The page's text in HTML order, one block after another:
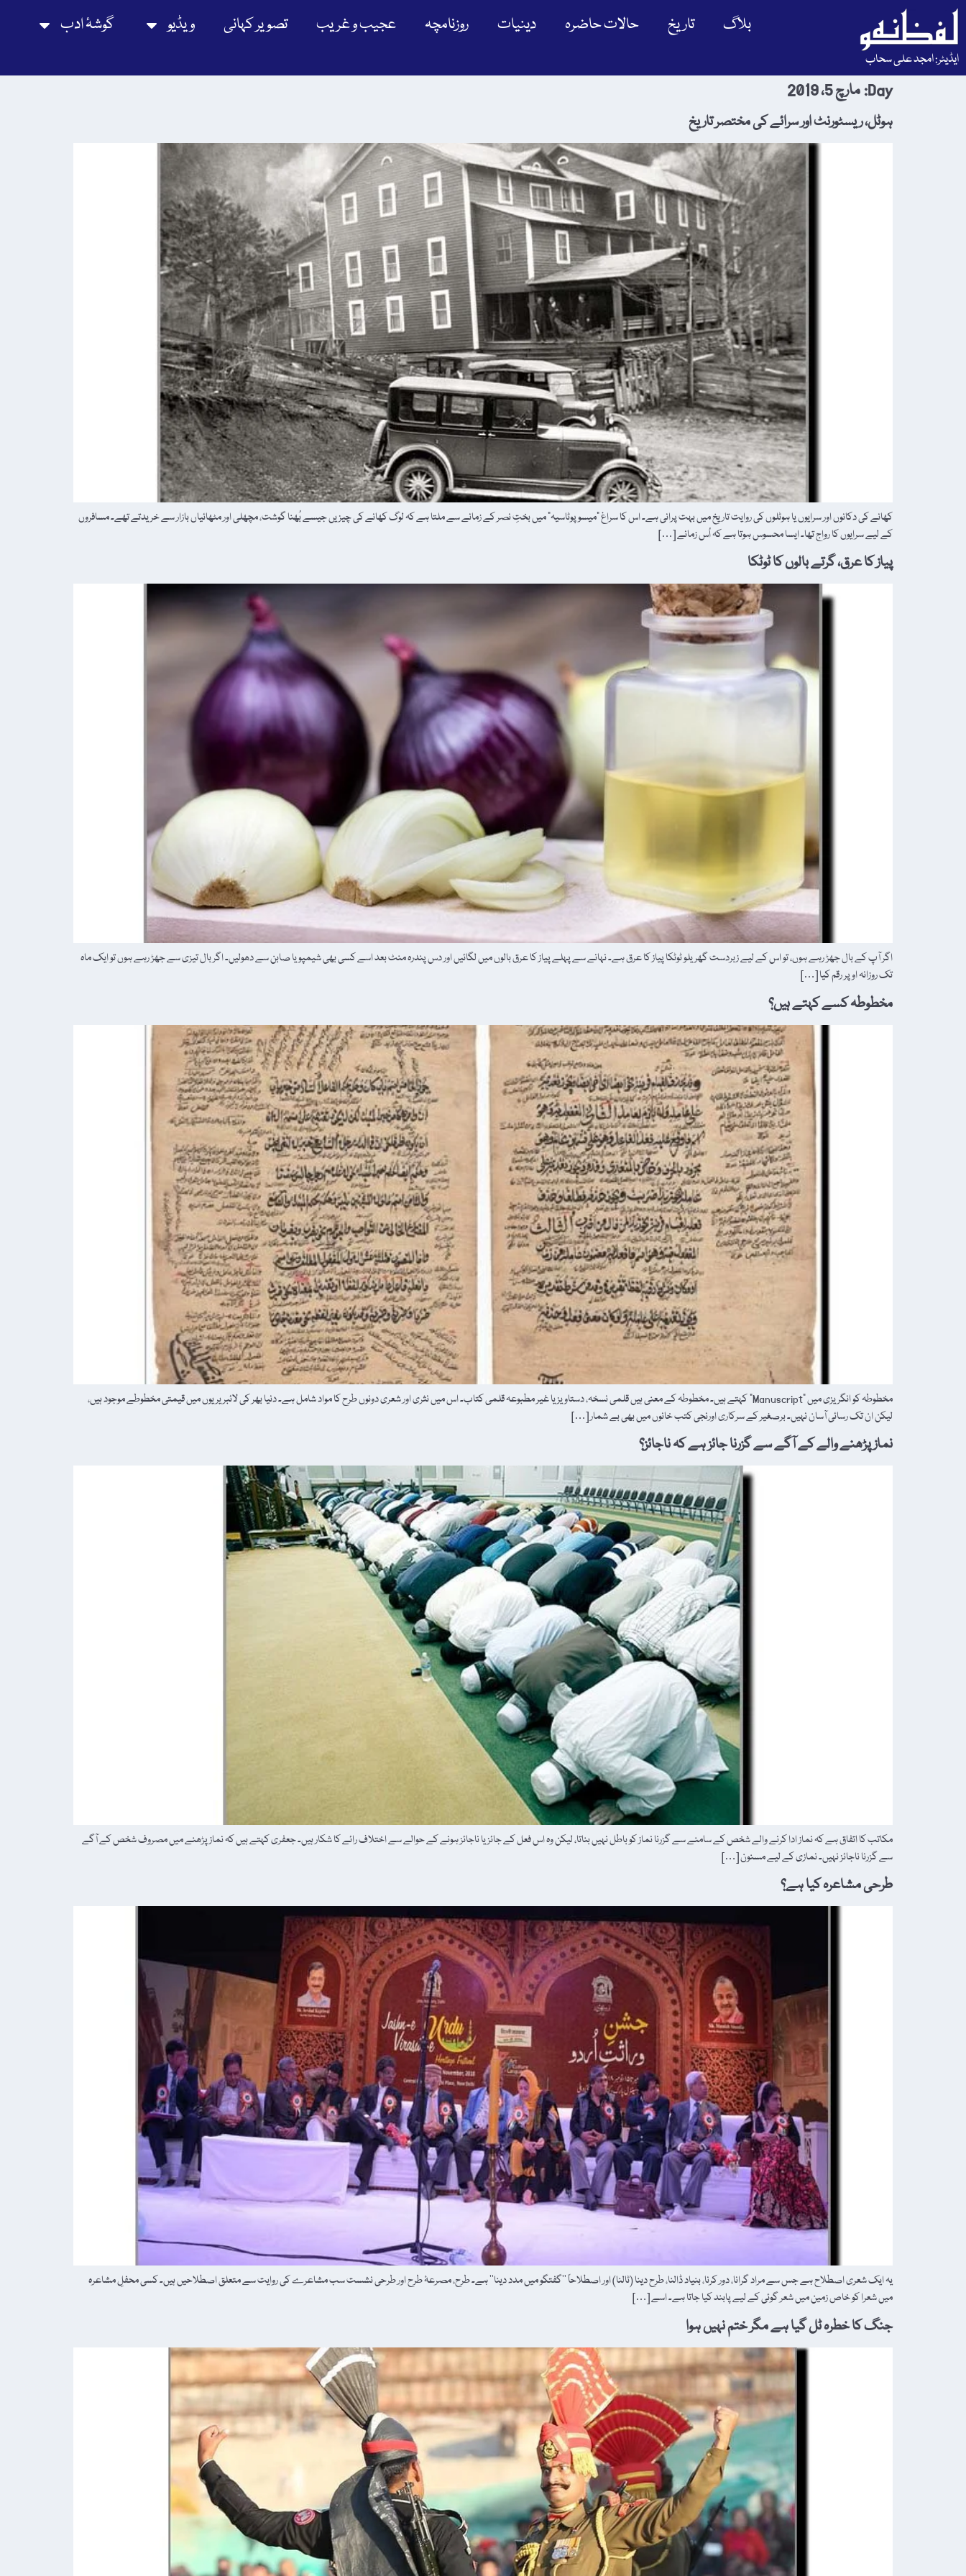
ایڈیٹر: امجد علی سحاب
بلاگ تاریخ حالات حاضرہ دینیات روزنامچہ عجیب و غریب تصویر کہانی ویڈیو گوشۂ ادب
Day: مارچ 5، 2019
ہوٹل، ریسٹورنٹ اور سرائے کی مختصر تاریخ
کھانے کی دکانوں اور سرایوں یا ہوٹلوں کی روایت تاریخ میں بہت پرانی ہے۔ اس کا سراغ "میسوپوٹاسیہ” میں بختِ نصر کے زمانے سے ملتا ہے کہ لوگ کھانے کی چیزیں جیسے بُھنا گوشت، مچھلی اور مٹھائیاں بازار سے خریدتے تھے۔ مسافروں
کے لیے سرایوں کا رواج تھا۔ ایسا محسوس ہوتا ہے کہ اُس زمانے […]
پیاز کا عرق، گرتے بالوں کا ٹوٹکا
اگر آپ کے بال جھڑ رہے ہوں، تو اس کے لیے زبردست گھریلو ٹوٹکا پیاز کا عرق ہے۔ نہانے سے پہلے پیاز کا عرق بالوں میں لگائیں اور دس پندرہ منٹ بعد اسے کسی بھی شیمپو یا صابن سے دھولیں۔ اگر بال تیزی سے جھڑ رہے ہوں تو ایک ماہ
تک روزانہ اوپر رقم کیا […]
مخطوطہ کسے کہتے ہیں؟
مخطوطہ کو انگریزی میں "Manuscript” کہتے ہیں۔ مخطوطہ کے معنی ہیں قلمی نسخہ، دستاویز یا غیر مطبوعہ قلمی کتاب۔ اس میں نثری اور شعری دونوں طرح کا مواد شامل ہے۔ دنیا بھر کی لائبریریوں میں قیمتی مخطوطے موجود ہیں،
لیکن ان تک رسائی آسان نہیں۔ برصغیر کے سرکاری اورنجی کتب خانوں میں بھی بے شمار […]
نماز پڑھنے والے کے آگے سے گزرنا جائز ہے کہ ناجائز؟
مکاتب کا اتفاق ہے کہ نماز ادا کرنے والے شخص کے سامنے سے گزرنا نماز کو باطل نہیں بناتا، لیکن وہ اس فعل کے جائز یا ناجائز ہونے کے حوالے سے اختلاف رائے کا شکار ہیں۔ جعفری کہتے ہیں کہ نماز پڑھنے میں مصروف شخص کے آگے
سے گزرنا ناجائز نہیں۔ نمازی کے لیے مسنون […]
طرحی مشاعرہ کیا ہے؟
یہ ایک شعری اصطلاح ہے جس سے مراد گرانا، دور کرنا، بنیاد ڈالنا، طرح دینا (ٹالنا) اور اصطلاحاً ’’گفتگو میں مدد دینا‘‘ ہے۔ طرح، مصرعۂ طرح اور طرحی نشست سب مشاعرے کی روایت سے متعلق اصطلاحیں ہیں۔ کسی محفلِ مشاعرہ
میں شعرا کو خاص زمین میں شعر گوئی کے لیے پابند کیا جاتا ہے۔ اسے […]
جنگ کا خطرہ ٹل گیا ہے مگر ختم نہیں ہوا